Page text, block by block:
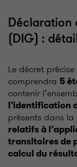
Déclaration
(DIG) :
Le décret
comprendra 5
contenir
l’identification
présents dans
relatifs à
transitoires de
calcul du